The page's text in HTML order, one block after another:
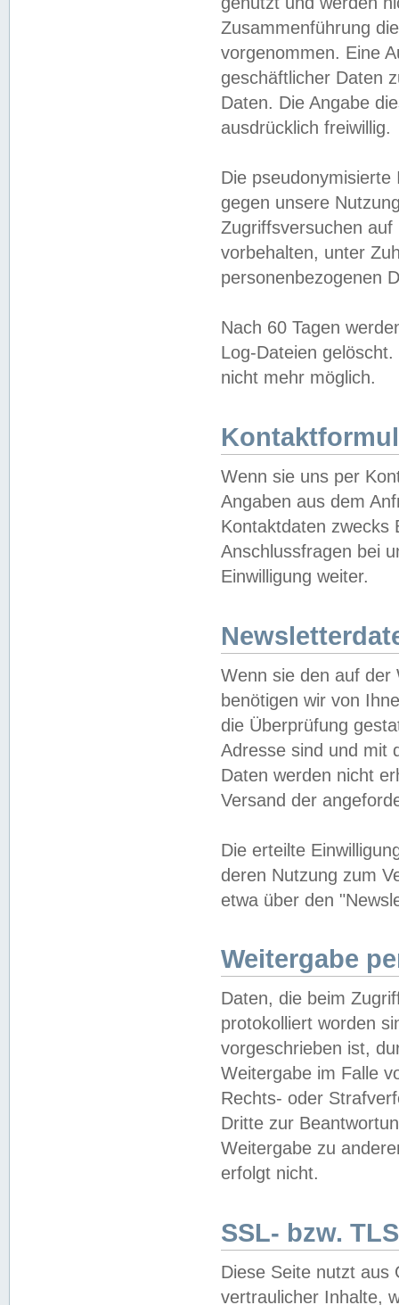
Zusammenführung
vorgenommen. Eine
geschäftlicher Daten
Daten. Die Angabe
ausdrücklich freiwillig.
Die
gegen unsere
Zugriffsversuchen
vorbehalten, unter
personenbezogenen
Nach 60 Tagen
Log-Dateien
nicht mehr möglich.
Wenn sie uns per
Angaben aus dem
Kontaktdaten zwecks
Anschlussfragen bei
Einwilligung weiter.
Wenn sie den auf der
benötigen wir von
die Überprüfung
Adresse sind und mit
Daten werden nicht
Versand der
Die erteilte
deren Nutzung zum
etwa über den
Weitergabe
Daten, die beim
protokolliert worden
vorgeschrieben ist,
Weitergabe im Falle
Rechts- oder
Dritte zur
Weitergabe zu
erfolgt nicht.
SSL- bzw.
Diese Seite nutzt aus
vertraulicher Inhalte,